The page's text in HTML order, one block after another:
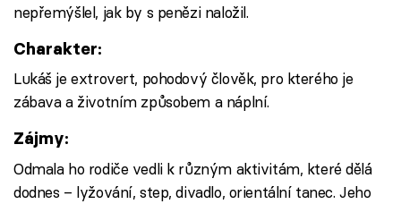
nepřemýšlel, jak by s penězi naložil.
Charakter:
Lukáš je extrovert, pohodový člověk, pro kterého je
zábava a životním způsobem a náplní.
Zájmy:
Odmala ho rodiče vedli k různým aktivitám, které dělá
dodnes – lyžování, step, divadlo, orientální tanec. Jeho